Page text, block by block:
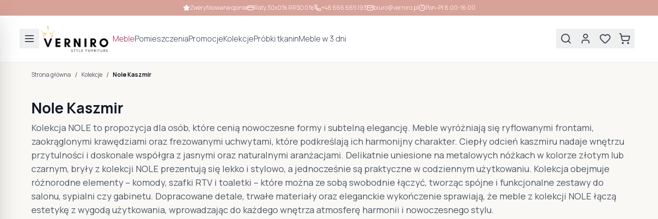
Zweryfikowane opinie Raty 30x0% RRSO 0% +48 666 665 193 biuro@verniro.pl Pon-Pt 8:00-16:00
MeblePomieszczeniaPromocjeKolekcjePróbki tkaninMeble w 3 dni
Strona główna / Kolekcje / Nole Kaszmir
Nole Kaszmir
Kolekcja NOLE to propozycja dla osób, które cenią nowoczesne formy i subtelną elegancję. Meble wyróżniają się ryflowanymi frontami,
zaokrąglonymi krawędziami oraz frezowanymi uchwytami, które podkreślają ich harmonijny charakter. Ciepły odcień kaszmiru nadaje wnętrzu
przytulności i doskonale współgra z jasnymi oraz naturalnymi aranżacjami. Delikatnie uniesione na metalowych nóżkach w kolorze złotym lub
czarnym, bryły z kolekcji NOLE prezentują się lekko i stylowo, a jednocześnie są praktyczne w codziennym użytkowaniu. Kolekcja obejmuje
różnorodne elementy – komody, szafki RTV i toaletki – które można ze sobą swobodnie łączyć, tworząc spójne i funkcjonalne zestawy do
salonu, sypialni czy gabinetu. Dopracowane detale, trwałe materiały oraz eleganckie wykończenie sprawiają, że meble z kolekcji NOLE łączą
estetykę z wygodą użytkowania, wprowadzając do każdego wnętrza atmosferę harmonii i nowoczesnego stylu.